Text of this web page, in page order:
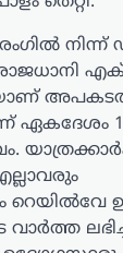
നിന്ന്
ഏകദേശം
എല്ലാവരും
വാർത്ത